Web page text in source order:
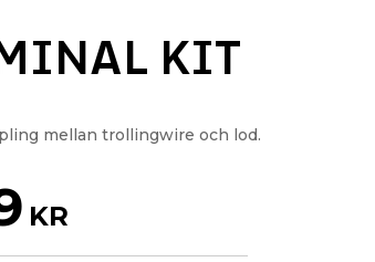
KIT
mellan trollingwire och lod.
KR